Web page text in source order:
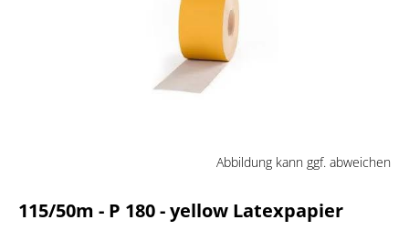
Abbildung kann ggf. abweichen
115/50m - P 180 - yellow Latexpapier